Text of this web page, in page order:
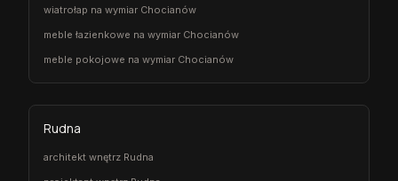
wiatrołap na wymiar Chocianów
meble łazienkowe na wymiar Chocianów
meble pokojowe na wymiar Chocianów
Rudna
architekt wnętrz Rudna